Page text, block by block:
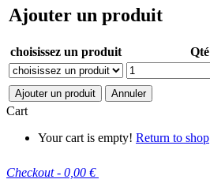
Ajouter un produit
choisissez un produit Qté
Ajouter un produit Annuler
Cart
Your cart is empty! Return to shop
Checkout - 0,00 €